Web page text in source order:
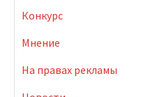
Конкурс
Мнение
На правах рекламы